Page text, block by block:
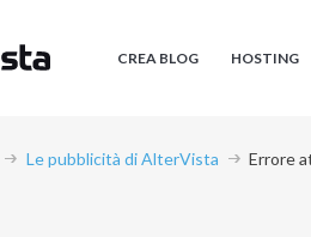
CREA BLOG HOSTING
Le pubblicità di AlterVista
Errore